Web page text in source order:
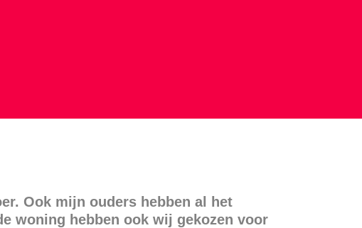
Ook mijn ouders hebben al het
woning hebben ook wij gekozen voor